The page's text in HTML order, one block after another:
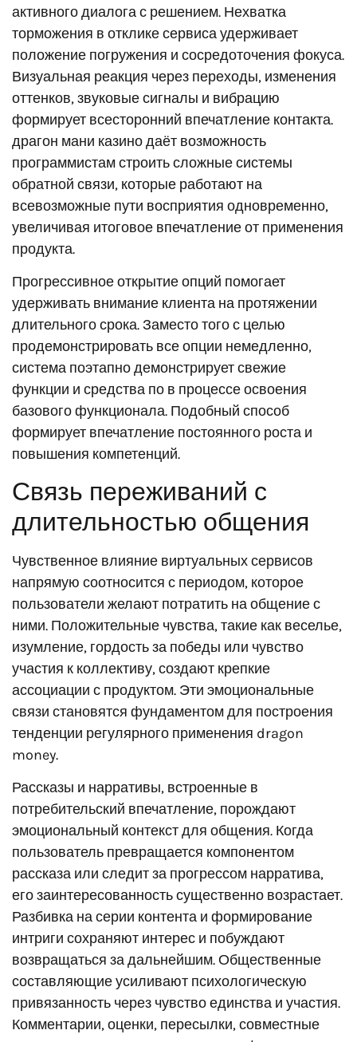
активного диалога с решением. Нехватка
торможения в отклике сервиса удерживает
положение погружения и сосредоточения фокуса.
Визуальная реакция через переходы, изменения
оттенков, звуковые сигналы и вибрацию
формирует всесторонний впечатление контакта.
драгон мани казино даёт возможность
программистам строить сложные системы
обратной связи, которые работают на
всевозможные пути восприятия одновременно,
увеличивая итоговое впечатление от применения
продукта.
Прогрессивное открытие опций помогает
удерживать внимание клиента на протяжении
длительного срока. Заместо того с целью
продемонстрировать все опции немедленно,
система поэтапно демонстрирует свежие
функции и средства по в процессе освоения
базового функционала. Подобный способ
формирует впечатление постоянного роста и
повышения компетенций.
Связь переживаний с
длительностью общения
Чувственное влияние виртуальных сервисов
напрямую соотносится с периодом, которое
пользователи желают потратить на общение с
ними. Положительные чувства, такие как веселье,
изумление, гордость за победы или чувство
участия к коллективу, создают крепкие
ассоциации с продуктом. Эти эмоциональные
связи становятся фундаментом для построения
тенденции регулярного применения dragon
money.
Рассказы и нарративы, встроенные в
потребительский впечатление, порождают
эмоциональный контекст для общения. Когда
пользователь превращается компонентом
рассказа или следит за прогрессом нарратива,
его заинтересованность существенно возрастает.
Разбивка на серии контента и формирование
интриги сохраняют интерес и побуждают
возвращаться за дальнейшим. Общественные
составляющие усиливают психологическую
привязанность через чувство единства и участия.
Комментарии, оценки, пересылки, совместные